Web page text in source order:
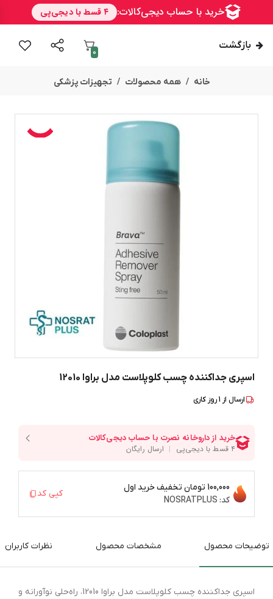
بازگشت
0
خانه همه محصولات تجهیزات پزشکی
اسپری جداکننده چسب کلوپلاست مدل براوا 12010
ارسال از 1روز کاری
100,000 تومان
تخفیف خرید اول
کد: NOSRATPLUS
کپی کد
توضیحات محصول مشخصات محصول نظرات کاربران
اسپری جداکننده چسب کلوپلاست مدل براوا 12010، راه‌حلی نوآورانه و